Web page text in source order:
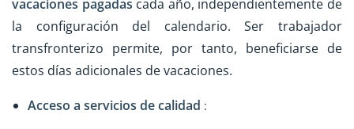
vacaciones pagadas cada año, independientemente de
la configuración del calendario. Ser trabajador
transfronterizo permite, por tanto, beneficiarse de
estos días adicionales de vacaciones.
Acceso a servicios de calidad :